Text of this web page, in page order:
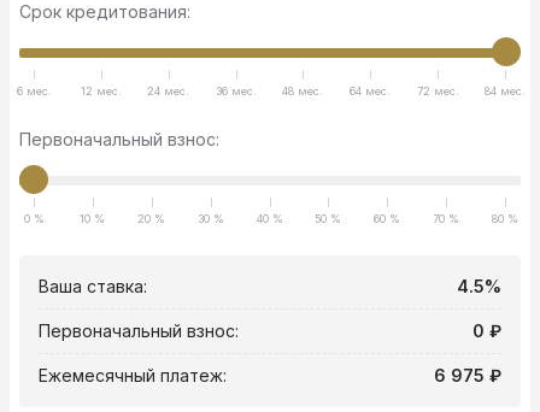
Срок кредитования:
6 мес. 12 мес. 24 мес. 36 мес. 48 мес. 64 мес. 72 мес. 84 мес.
Первоначальный взнос:
0 % 10 % 20 % 30 % 40 % 50 % 60 % 70 % 80 %
Ваша ставка: 4.5%
Первоначальный взнос: 0 ₽
Ежемесячный платеж: 6 975 ₽